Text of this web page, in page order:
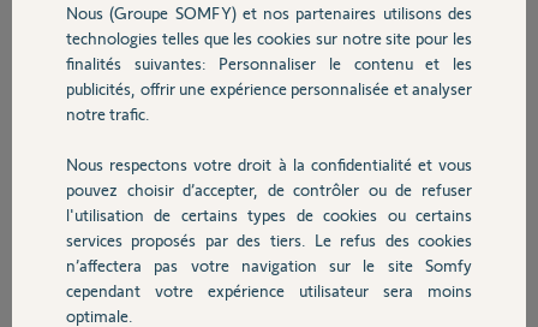
Sécurité
Domotique
Chauffage
Autres produits
Elles fonctionnent très bien sur ma
porte de garage et portail. J'ai réussi
à cloner ma nouvelle keygo io (qui
Mon portail est assez ancien et je
ne sais pas vraiment quel modèle
J'ai appelé le service client qui m'a dit de connecter la nouvelle
télécommande au moteur portail directement mais, j'entends un clic
au niveau du moteur mais rien ne se passe
Nous (Groupe SOMFY) et nos partenaires utilisons des
technologies telles que les cookies sur notre site pour les
finalités suivantes: Personnaliser le contenu et les
publicités, offrir une expérience personnalisée et analyser
notre trafic.
Nous respectons votre droit à la confidentialité et vous
pouvez choisir d’accepter, de contrôler ou de refuser
l'utilisation de certains types de cookies ou certains
services proposés par des tiers. Le refus des cookies
n’affectera pas votre navigation sur le site Somfy
cependant votre expérience utilisateur sera moins
optimale.